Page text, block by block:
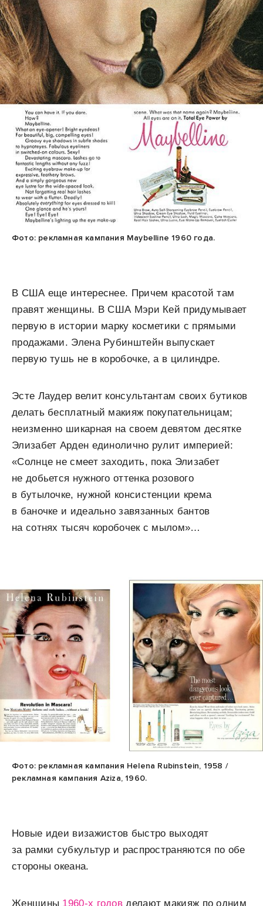
Фото: рекламная кампания Maybelline 1960 года.
В США еще интереснее. Причем красотой там
правят женщины. В США Мэри Кей придумывает
первую в истории марку косметики с прямыми
продажами. Элена Рубинштейн выпускает
первую тушь не в коробочке, а в цилиндре.
Эсте Лаудер велит консультантам своих бутиков
делать бесплатный макияж покупательницам;
неизменно шикарная на своем девятом десятке
Элизабет Арден единолично рулит империей:
«Солнце не смеет заходить, пока Элизабет
не добьется нужного оттенка розового
в бутылочке, нужной консистенции крема
в баночке и идеально завязанных бантов
на сотнях тысяч коробочек с мылом»…
Фото: рекламная кампания Helena Rubinstein, 1958 /
рекламная кампания Aziza, 1960.
Новые идеи визажистов быстро выходят
за рамки субкультур и распространяются по обе
стороны океана.
Женщины 1960-х годов делают макияж по одним